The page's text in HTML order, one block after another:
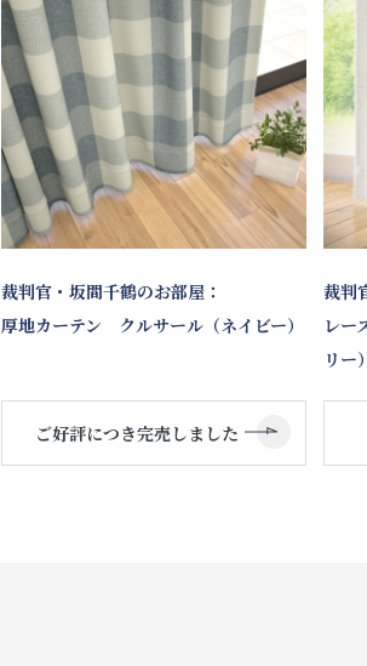
裁判官・坂間千鶴のお部屋：
厚地カーテン クルサール（ネイビー）
ご好評につき完売しました
裁判
レー
リー